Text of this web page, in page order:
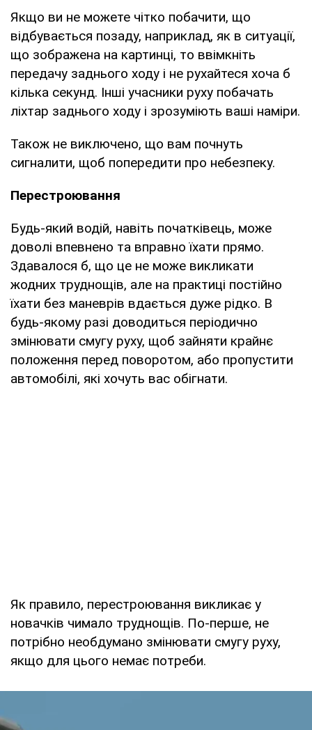
Якщо ви не можете чітко побачити, що
відбувається позаду, наприклад, як в ситуації,
що зображена на картинці, то ввімкніть
передачу заднього ходу і не рухайтеся хоча б
кілька секунд. Інші учасники руху побачать
ліхтар заднього ходу і зрозуміють ваші наміри.
Також не виключено, що вам почнуть
сигналити, щоб попередити про небезпеку.
Перестроювання
Будь-який водій, навіть початківець, може
доволі впевнено та вправно їхати прямо.
Здавалося б, що це не може викликати
жодних труднощів, але на практиці постійно
їхати без маневрів вдається дуже рідко. В
будь-якому разі доводиться періодично
змінювати смугу руху, щоб зайняти крайнє
положення перед поворотом, або пропустити
автомобілі, які хочуть вас обігнати.
Як правило, перестроювання викликає у
новачків чимало труднощів. По-перше, не
потрібно необдумано змінювати смугу руху,
якщо для цього немає потреби.